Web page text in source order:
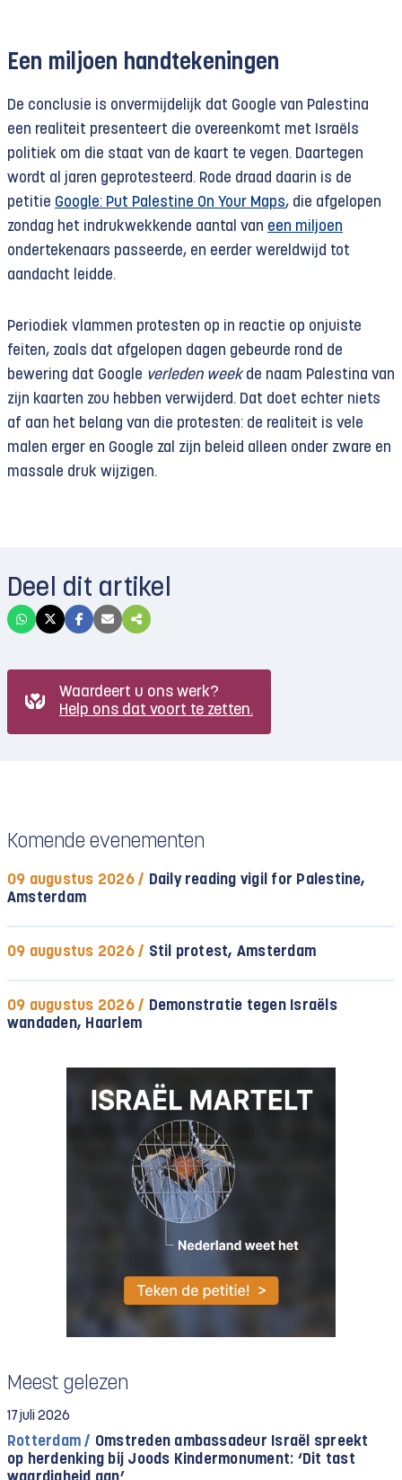
Een miljoen handtekeningen
De conclusie is onvermijdelijk dat Google van Palestina
een realiteit presenteert die overeenkomt met Israëls
politiek om die staat van de kaart te vegen. Daartegen
wordt al jaren geprotesteerd. Rode draad daarin is de
petitie Google: Put Palestine On Your Maps, die afgelopen
zondag het indrukwekkende aantal van een miljoen
ondertekenaars passeerde, en eerder wereldwijd tot
aandacht leidde.
Periodiek vlammen protesten op in reactie op onjuiste
feiten, zoals dat afgelopen dagen gebeurde rond de
bewering dat Google verleden weekde naam Palestina van
zijn kaarten zou hebben verwijderd. Dat doet echter niets
af aan het belang van die protesten: de realiteit is vele
malen erger en Google zal zijn beleid alleen onder zware en
massale druk wijzigen.
Deel dit artikel
Waardeert u ons werk?
Help ons dat voort te zetten.
Komende evenementen
09 augustus 2026 / Daily reading vigil for Palestine,
Amsterdam
09 augustus 2026 / Stil protest, Amsterdam
09 augustus 2026 / Demonstratie tegen Israëls
wandaden, Haarlem
Meest gelezen
17 juli 2026
Rotterdam / Omstreden ambassadeur Israël spreekt
op herdenking bij Joods Kindermonument: ‘Dit tast